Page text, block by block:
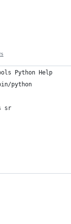
Buffers
sr